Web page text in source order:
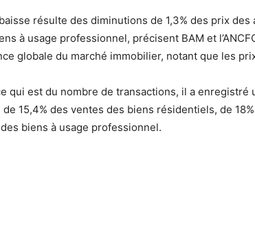
résulte des diminutions de 1,3% des prix
à usage professionnel, précisent BAM et
globale du marché immobilier, notant que les
qui est du nombre de transactions, il a enregistré
de 15,4% des ventes des biens résidentiels, de
biens à usage professionnel.